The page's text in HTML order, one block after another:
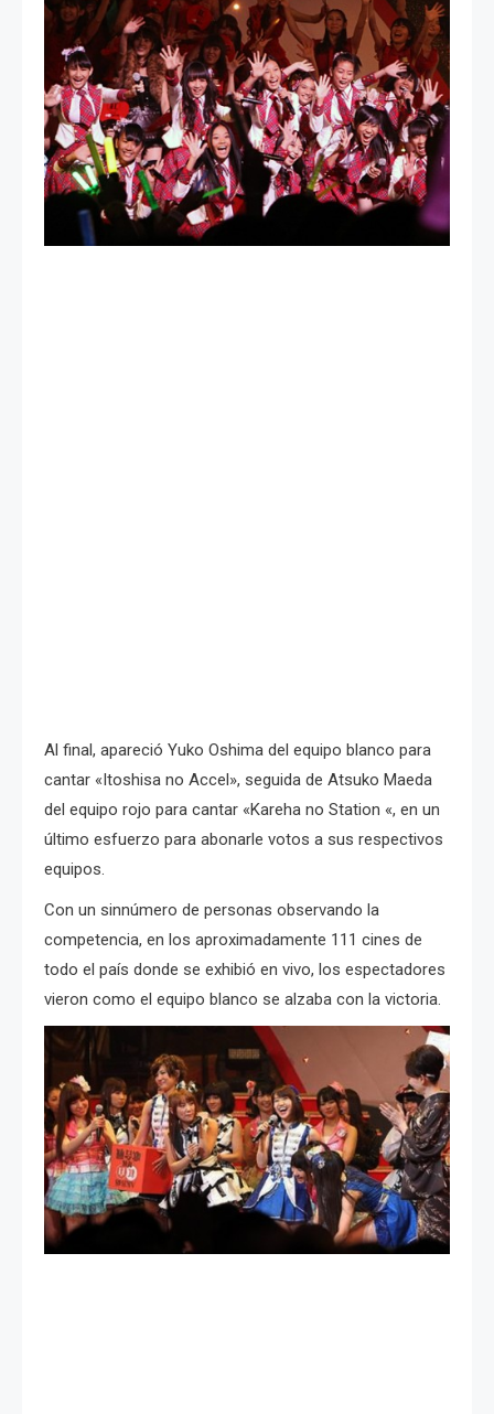
Al final, apareció Yuko Oshima del equipo blanco para
cantar «Itoshisa no Accel», seguida de Atsuko Maeda
del equipo rojo para cantar «Kareha no Station «, en un
último esfuerzo para abonarle votos a sus respectivos
equipos.
Con un sinnúmero de personas observando la
competencia, en los aproximadamente 111 cines de
todo el país donde se exhibió en vivo, los espectadores
vieron como el equipo blanco se alzaba con la victoria.